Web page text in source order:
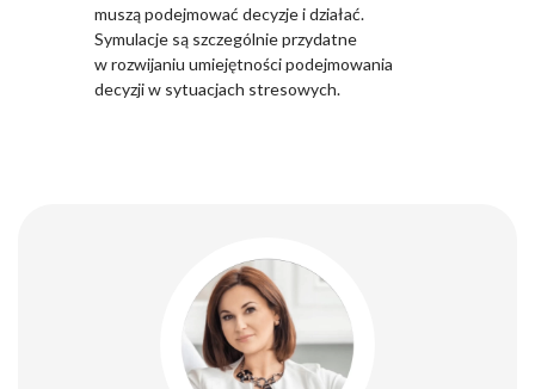
muszą podejmować decyzje i działać.
Symulacje są szczególnie przydatne
w rozwijaniu umiejętności podejmowania
decyzji w sytuacjach stresowych.